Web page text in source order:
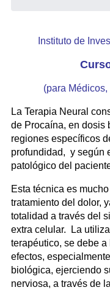
Instituto de
(para
La Terapia Neural
de Procaína, en dosis
regiones específicos
profundidad, y según
patológico del
Esta técnica es
tratamiento del dolor,
totalidad a través del
extra celular. La
terapéutico, se debe
efectos,
biológica, ejerciendo
nerviosa, a través de